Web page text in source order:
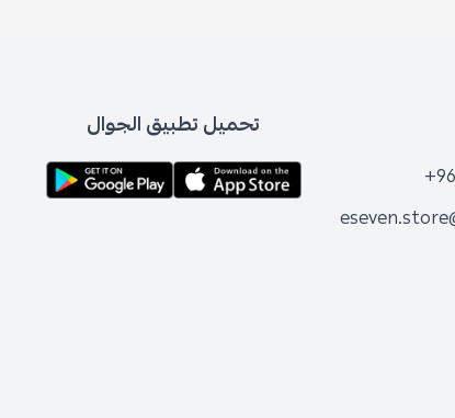
تحميل تطبيق الجوال